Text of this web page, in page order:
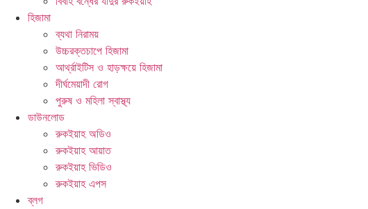
হিজামা
ব্যথা নিরাময়
উচ্চরক্তচাপে হিজামা
আর্থ্রাইটিস ও হাড়ক্ষয়ে হিজামা
দীর্ঘমেয়াদী রোগ
পুরুষ ও মহিলা স্বাস্থ্য
ডাউনলোড
রুকইয়াহ অডিও
রুকইয়াহ আয়াত
রুকইয়াহ ভিডিও
রুকইয়াহ এপস
ব্লগ